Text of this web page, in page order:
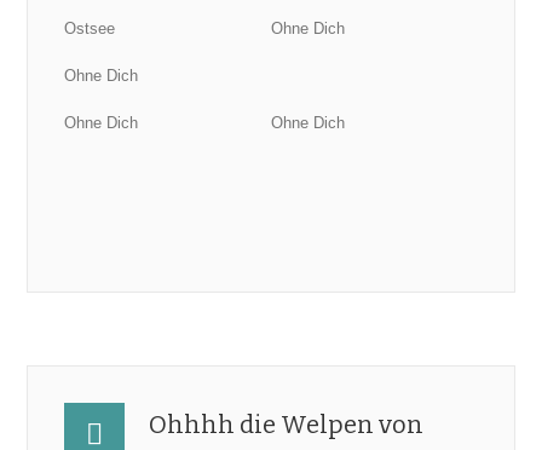
Ostsee Ohne Dich
Ohne Dich
Ohne Dich Ohne Dich
Ohhhh die Welpen von